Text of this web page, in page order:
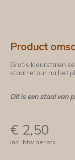
Product
Gratis kleurstalen
staal retour na het
Dit is een staal van
€ 2,50
incl. btw per stk